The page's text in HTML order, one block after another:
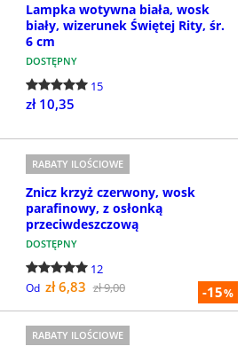
Lampka wotywna biała, wosk
biały, wizerunek Świętej Rity, śr.
6 cm
DOSTĘPNY
15
zł 10,35
-15%
RABATY ILOŚCIOWE
Znicz krzyż czerwony, wosk
parafinowy, z osłonką
przeciwdeszczową
DOSTĘPNY
12
Od zł 6,83 zł 9,00
RABATY ILOŚCIOWE